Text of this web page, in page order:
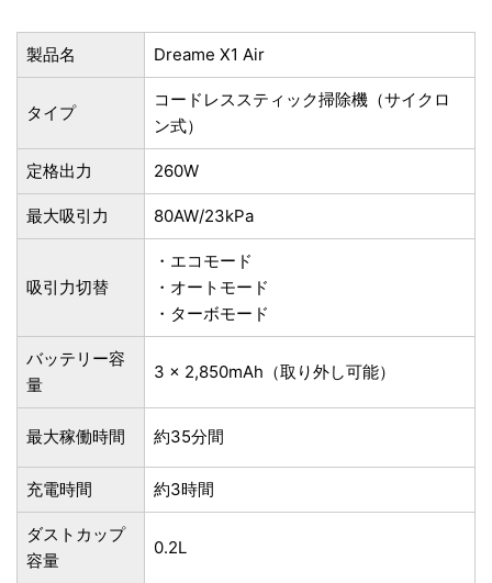
製品名 Dreame X1 Air
タイプ
コードレススティック掃除機（サイクロ
ン式）
定格出力 260W
最大吸引力 80AW/23kPa
吸引力切替
・エコモード
・オートモード
・ターボモード
バッテリー容
量
3 x 2,850mAh（取り外し可能）
最大稼働時間 約35分間
充電時間 約3時間
ダストカップ
容量
0.2L